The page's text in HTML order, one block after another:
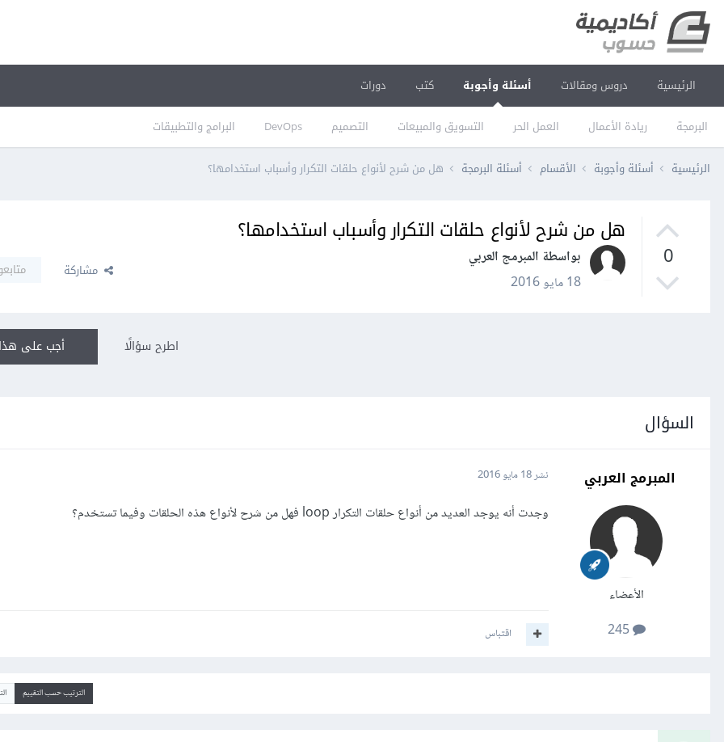
الرئيسية دروس ومقالات أسئلة وأجوبة
البرمجة ريادة الأعمال العمل الحر التسويق والمبيعات التصميم DevOps البرامج والتطبيقات
كتب دورات
الرئيسية أسئلة وأجوبة الأقسام أسئلة البرمجة هل من شرح لأنواع حلقات التكرار وأسباب استخدامها؟
0
هل من شرح لأنواع حلقات التكرار وأسباب استخدامها؟
بواسطة المبرمج العربي
18 مايو 2016
مشاركة
أجب على اطرح سؤالًا
السؤال
المبرمج العربي
الأعضاء
245
نشر18 مايو 2016
وجدت أنه يوجد العديد من أنواع حلقات التكرار loop فهل من شرح لأنواع هذه الحلقات وفيما تستخدم؟
اقتباس
الترتيب حسب التقييم